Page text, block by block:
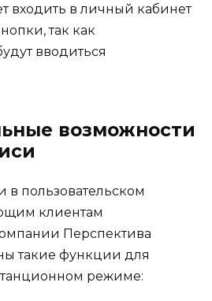
входить в личный кабинет
так как
вводиться
возможности
в пользовательском
клиентам
Перспектива
такие функции для
режиме: